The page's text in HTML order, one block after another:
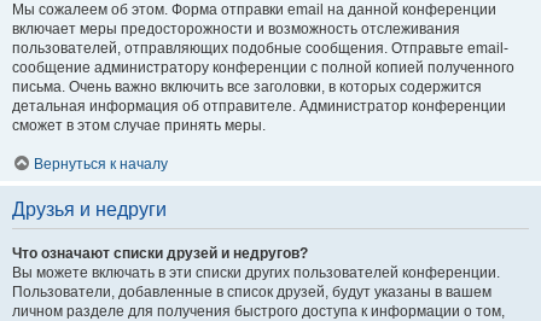
Мы сожалеем об этом. Форма отправки email на данной конференции
включает меры предосторожности и возможность отслеживания
пользователей, отправляющих подобные сообщения. Отправьте email-
сообщение администратору конференции с полной копией полученного
письма. Очень важно включить все заголовки, в которых содержится
детальная информация об отправителе. Администратор конференции
сможет в этом случае принять меры.
Вернуться к началу
Друзья и недруги
Что означают списки друзей и недругов?
Вы можете включать в эти списки других пользователей конференции.
Пользователи, добавленные в список друзей, будут указаны в вашем
личном разделе для получения быстрого доступа к информации о том,